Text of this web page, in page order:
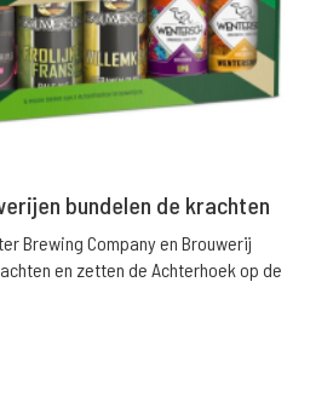
bundelen de krachten
Brewing Company en Brouwerij
en zetten de Achterhoek op de